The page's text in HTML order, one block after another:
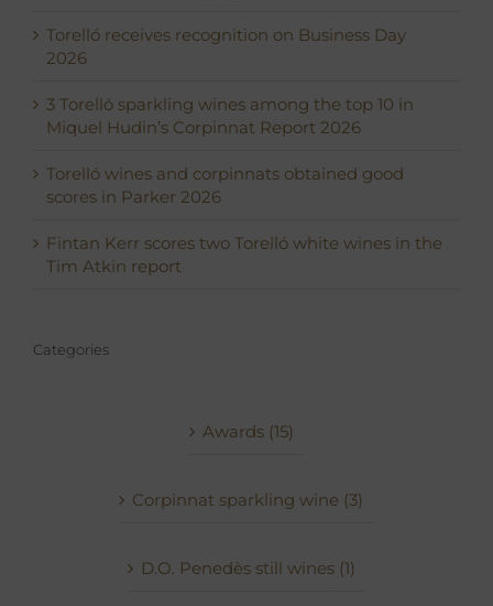
Torelló receives recognition on Business Day
2026
3 Torelló sparkling wines among the top 10 in
Miquel Hudin’s Corpinnat Report 2026
Torelló wines and corpinnats obtained good
scores in Parker 2026
Fintan Kerr scores two Torelló white wines in the
Tim Atkin report
Categories
Awards (15)
Corpinnat sparkling wine (3)
D.O. Penedès still wines (1)